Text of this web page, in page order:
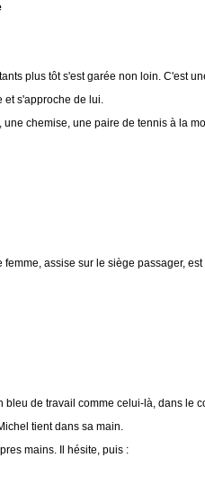
plus tôt s'est garée non loin. C'est
et s'approche de lui.
une chemise, une paire de tennis à la
assise sur le siège passager,
bleu de travail comme celui-là, dans le
tient dans sa main.
mains. Il hésite, puis :